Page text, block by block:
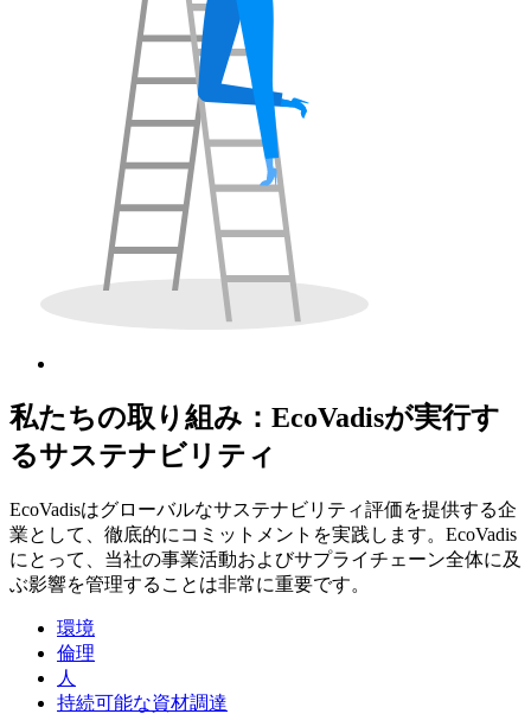
私たちの取り組み：EcoVadisが実行す
るサステナビリティ
EcoVadisはグローバルなサステナビリティ評価を提供する企
業として、徹底的にコミットメントを実践します。EcoVadis
にとって、当社の事業活動およびサプライチェーン全体に及
ぶ影響を管理することは非常に重要です。
環境
倫理
人
持続可能な資材調達